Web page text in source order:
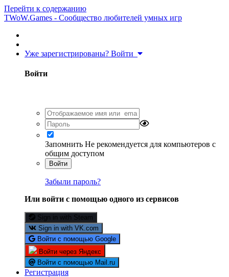
Перейти к содержанию
TWoW.Games - Сообщество любителей умных игр
Уже зарегистрированы? Войти
Войти
Запомнить Не рекомендуется для компьютеров с
общим доступом
Войти
Забыли пароль?
Или войти с помощью одного из сервисов
Sign in with Steam
Sign in with VK.com
Войти с помощью Google
Войти через Яндекс
Войти с помощью Mail.ru
Регистрация